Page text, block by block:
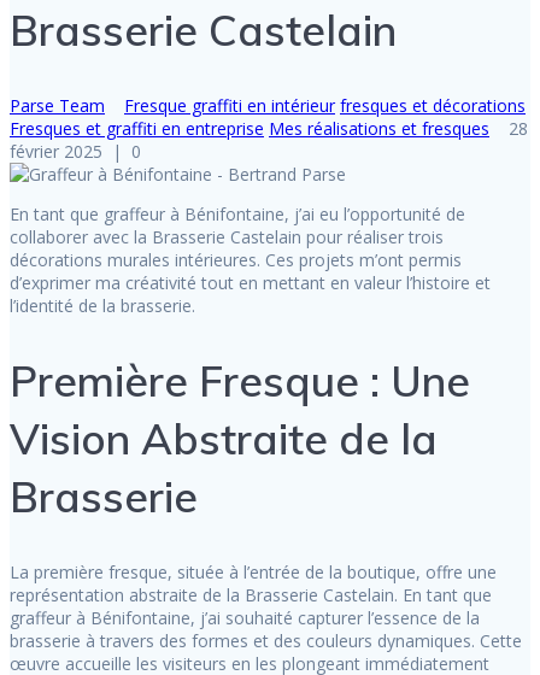
Brasserie Castelain
Parse Team Fresque graffiti en intérieur fresques et décorations
Fresques et graffiti en entreprise Mes réalisations et fresques
28
février 2025 | 0
En tant que graffeur à Bénifontaine, j’ai eu l’opportunité de
collaborer avec la Brasserie Castelain pour réaliser trois
décorations murales intérieures. Ces projets m’ont permis
d’exprimer ma créativité tout en mettant en valeur l’histoire et
l’identité de la brasserie.
Première Fresque : Une
Vision Abstraite de la
Brasserie
La première fresque, située à l’entrée de la boutique, offre une
représentation abstraite de la Brasserie Castelain. En tant que
graffeur à Bénifontaine, j’ai souhaité capturer l’essence de la
brasserie à travers des formes et des couleurs dynamiques. Cette
œuvre accueille les visiteurs en les plongeant immédiatement